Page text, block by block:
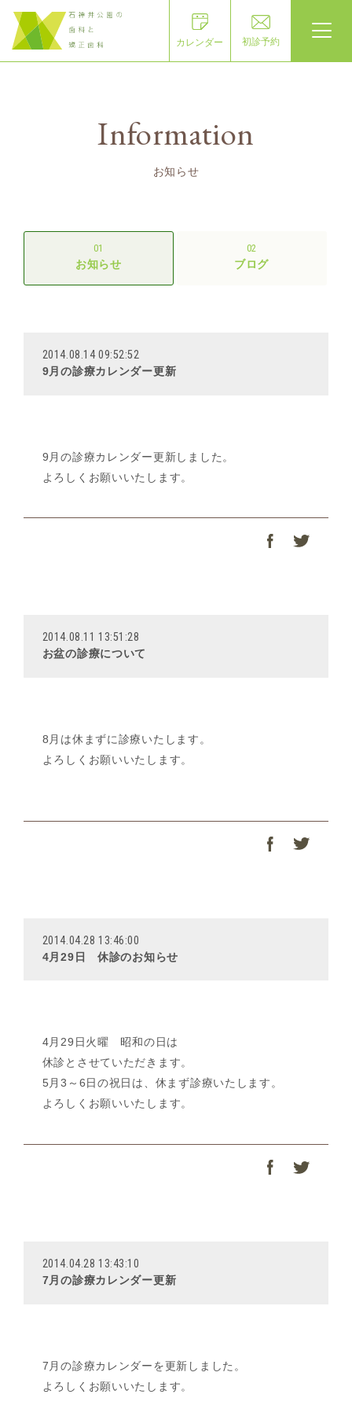
カレンダー 初診予約
Information
お知らせ
01
お知らせ
02
ブログ
2014.08.14 09:52:52
9月の診療カレンダー更新
9月の診療カレンダー更新しました。
よろしくお願いいたします。
2014.08.11 13:51:28
お盆の診療について
8月は休まずに診療いたします。
よろしくお願いいたします。
2014.04.28 13:46:00
4月29日 休診のお知らせ
4月29日火曜 昭和の日は
休診とさせていただきます。
5月3～6日の祝日は、休まず診療いたします。
よろしくお願いいたします。
2014.04.28 13:43:10
7月の診療カレンダー更新
7月の診療カレンダーを更新しました。
よろしくお願いいたします。